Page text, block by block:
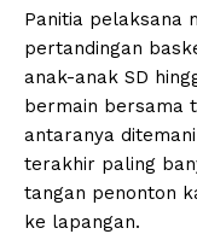
Panitia pelaksana
pertandingan
anak-anak SD
bermain bersama
antaranya
terakhir paling
tangan penonton
ke lapangan.